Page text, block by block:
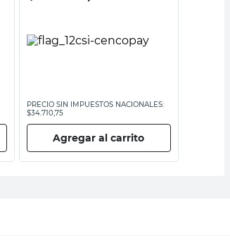
PRECIO SIN IMPUESTOS NACIONALES:
$34.710,75
Agregar al carrito